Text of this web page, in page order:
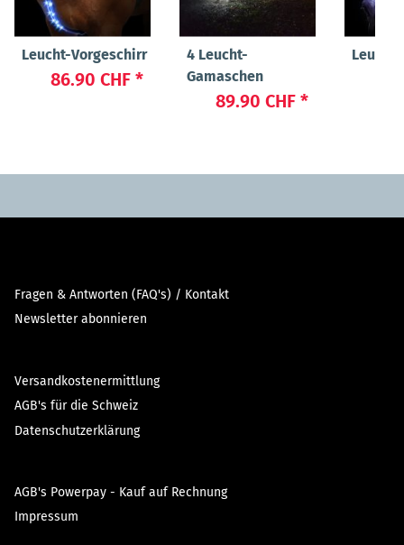
Leucht-Vorgeschirr
86.90 CHF *
4 Leucht-
Gamaschen
89.90 CHF *
Fragen & Antworten (FAQ's) / Kontakt
Newsletter abonnieren
Versandkostenermittlung
AGB's für die Schweiz
Datenschutzerklärung
AGB's Powerpay - Kauf auf Rechnung
Impressum